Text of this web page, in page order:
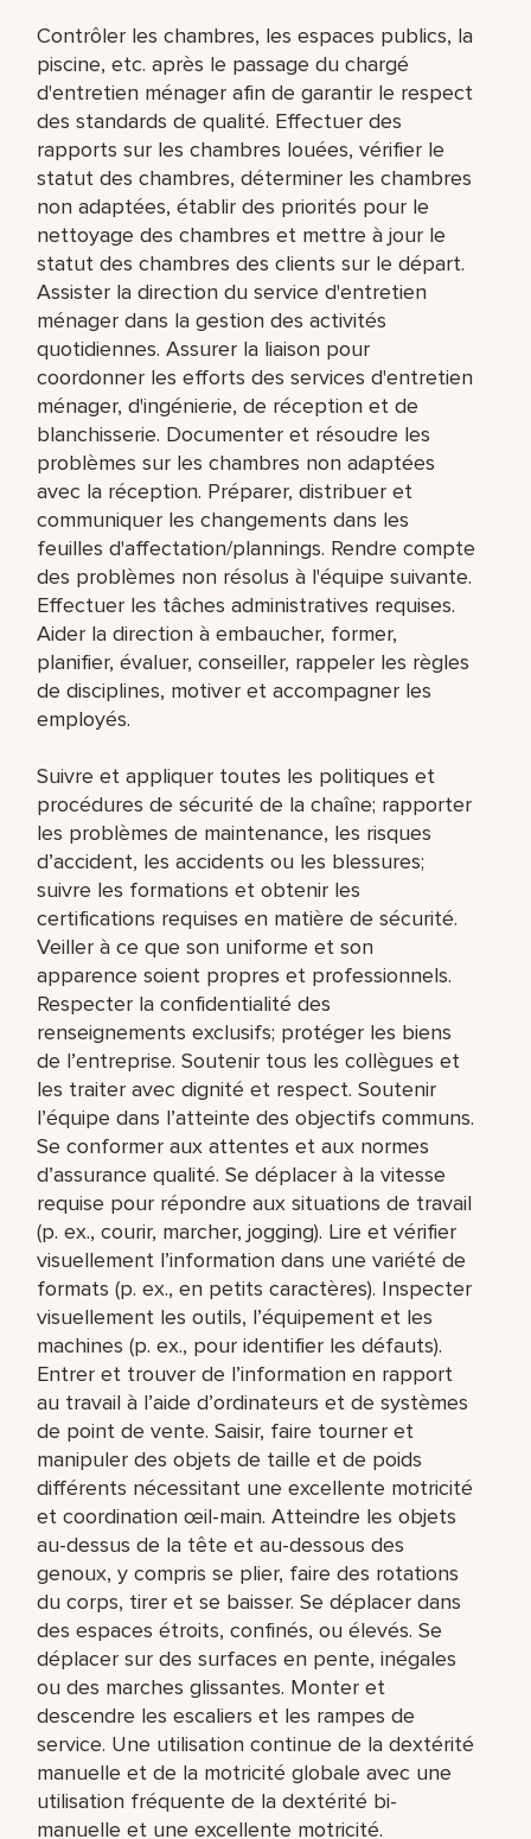
Contrôler les chambres, les espaces publics, la
piscine, etc. après le passage du chargé
d'entretien ménager afin de garantir le respect
des standards de qualité. Effectuer des
rapports sur les chambres louées, vérifier le
statut des chambres, déterminer les chambres
non adaptées, établir des priorités pour le
nettoyage des chambres et mettre à jour le
statut des chambres des clients sur le départ.
Assister la direction du service d'entretien
ménager dans la gestion des activités
quotidiennes. Assurer la liaison pour
coordonner les efforts des services d'entretien
ménager, d'ingénierie, de réception et de
blanchisserie. Documenter et résoudre les
problèmes sur les chambres non adaptées
avec la réception. Préparer, distribuer et
communiquer les changements dans les
feuilles d'affectation/plannings. Rendre compte
des problèmes non résolus à l'équipe suivante.
Effectuer les tâches administratives requises.
Aider la direction à embaucher, former,
planifier, évaluer, conseiller, rappeler les règles
de disciplines, motiver et accompagner les
employés.
Suivre et appliquer toutes les politiques et
procédures de sécurité de la chaîne; rapporter
les problèmes de maintenance, les risques
d’accident, les accidents ou les blessures;
suivre les formations et obtenir les
certifications requises en matière de sécurité.
Veiller à ce que son uniforme et son
apparence soient propres et professionnels.
Respecter la confidentialité des
renseignements exclusifs; protéger les biens
de l’entreprise. Soutenir tous les collègues et
les traiter avec dignité et respect. Soutenir
l’équipe dans l’atteinte des objectifs communs.
Se conformer aux attentes et aux normes
d’assurance qualité. Se déplacer à la vitesse
requise pour répondre aux situations de travail
(p. ex., courir, marcher, jogging). Lire et vérifier
visuellement l’information dans une variété de
formats (p. ex., en petits caractères). Inspecter
visuellement les outils, l’équipement et les
machines (p. ex., pour identifier les défauts).
Entrer et trouver de l’information en rapport
au travail à l’aide d’ordinateurs et de systèmes
de point de vente. Saisir, faire tourner et
manipuler des objets de taille et de poids
différents nécessitant une excellente motricité
et coordination œil-main. Atteindre les objets
au-dessus de la tête et au-dessous des
genoux, y compris se plier, faire des rotations
du corps, tirer et se baisser. Se déplacer dans
des espaces étroits, confinés, ou élevés. Se
déplacer sur des surfaces en pente, inégales
ou des marches glissantes. Monter et
descendre les escaliers et les rampes de
service. Une utilisation continue de la dextérité
manuelle et de la motricité globale avec une
utilisation fréquente de la dextérité bi-
manuelle et une excellente motricité.